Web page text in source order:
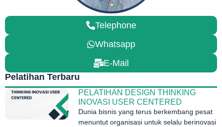
Telephone
Whatsapp
E-Mail
Pelatihan Terbaru
PELATIHAN DESIGN THINKING
INOVASI USER CENTERED
Dunia bisnis yang terus berkembang pesat
menuntut organisasi untuk selalu berinovasi